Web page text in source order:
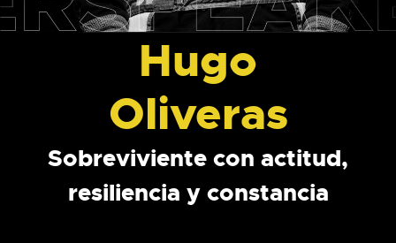
Hugo
Oliveras
Sobreviviente con actitud,
resiliencia y constancia